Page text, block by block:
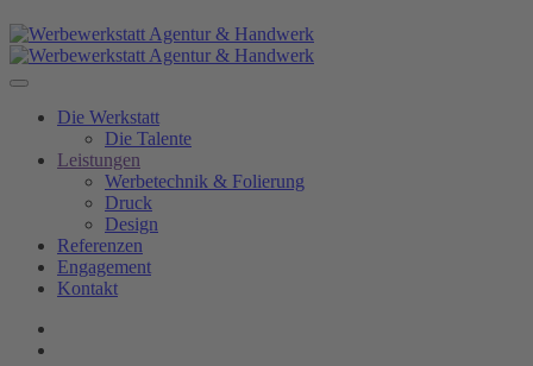
Die Werkstatt
Die Talente
Leistungen
Werbetechnik & Folierung
Druck
Design
Referenzen
Engagement
Kontakt